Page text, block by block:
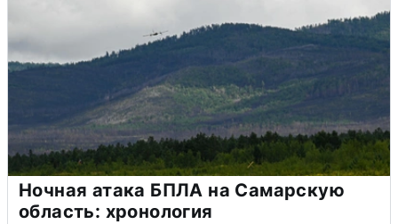
Ночная атака БПЛА на Самарскую
область: хронология